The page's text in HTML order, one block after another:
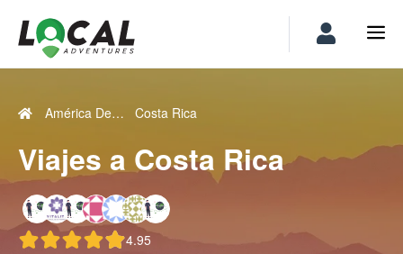
América Del Norte Costa Rica
Viajes a Costa Rica
4.95